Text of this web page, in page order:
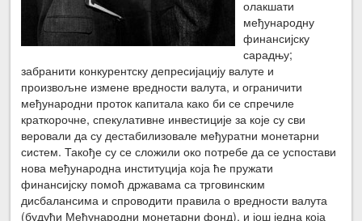
олакшати
међународну
финансијску
сарадњу;
забранити конкурентску депресијацију валуте и
произвољне измене вредности валута, и ограничити
међународни проток капитала како би се спречиле
краткорочне, спекулативне инвестиције за које су сви
веровали да су дестабилизовале међуратни монетарни
систем. Такође су се сложили око потребе да се успостави
нова међународна институција која ће пружати
финансијску помоћ државама са трговинским
дисбалансима и спроводити правила о вредности валута
(будући Међународни монетарни фонд), и још једна која